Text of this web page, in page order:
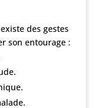
des gestes
son entourage :